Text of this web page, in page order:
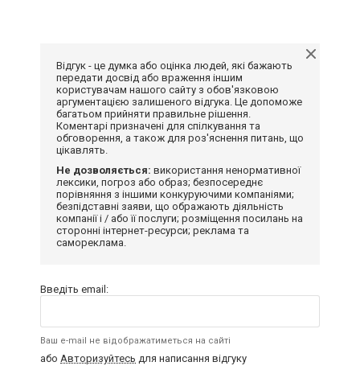
Відгук - це думка або оцінка людей, які бажають
передати досвід або враження іншим
користувачам нашого сайту з обов'язковою
аргументацією залишеного відгука. Це допоможе
багатьом прийняти правильне рішення.
Коментарі призначені для спілкування та
обговорення, а також для роз'яснення питань, що
цікавлять.
Не дозволяється: використання ненормативної
лексики, погроз або образ; безпосереднє
порівняння з іншими конкуруючими компаніями;
безпідставні заяви, що ображають діяльність
компанії і / або її послуги; розміщення посилань на
сторонні інтернет-ресурси; реклама та
самореклама.
Введіть email:
Ваш e-mail не відображатиметься на сайті
або Авторизуйтесь для написання відгуку